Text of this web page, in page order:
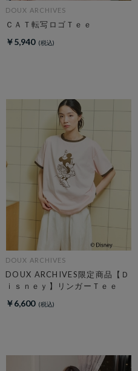
DOUX ARCHIVES
ＣＡＴ転写ロゴＴｅｅ
￥5,940
DOUX ARCHIVES
DOUX ARCHIVES限定商品【Ｄ
ｉｓｎｅｙ】リンガーＴｅｅ
￥6,600